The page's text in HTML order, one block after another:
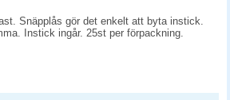
Snäpplås gör det enkelt att byta instick.
Instick ingår. 25st per förpackning.